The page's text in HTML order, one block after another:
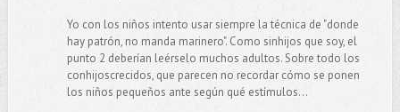
Yo con los niños intento usar siempre la técnica de "donde
hay patrón, no manda marinero". Como sinhijos que soy, el
punto 2 deberían leérselo muchos adultos. Sobre todo los
conhijoscrecidos, que parecen no recordar cómo se ponen
los niños pequeños ante según qué estímulos...